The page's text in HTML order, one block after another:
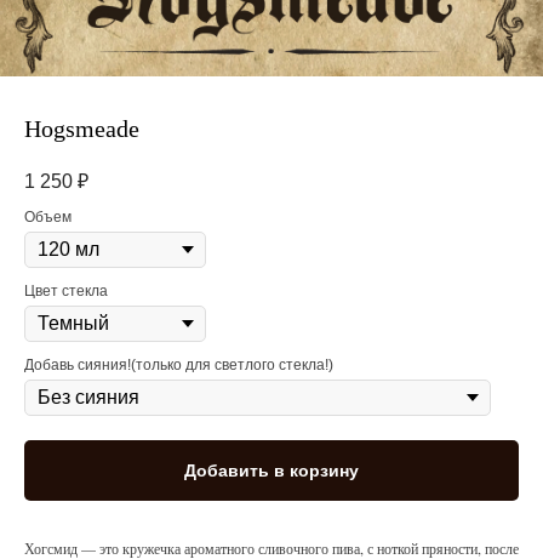
Hogsmeade
1 250 ₽
Объем
Цвет стекла
Добавь сияния!(только для светлого стекла!)
Добавить в корзину
Хогсмид — это кружечка ароматного сливочного пива, с ноткой пряности, после